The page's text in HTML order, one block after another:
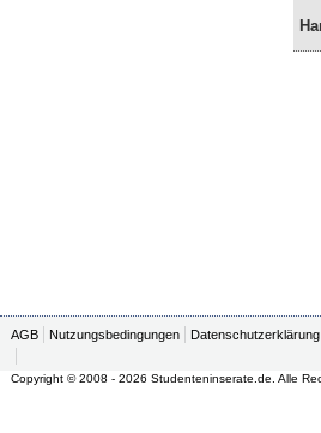
AGB Nutzungsbedingungen Datenschutzerklärung
Copyright © 2008 - 2026 Studenteninserate.de. Alle